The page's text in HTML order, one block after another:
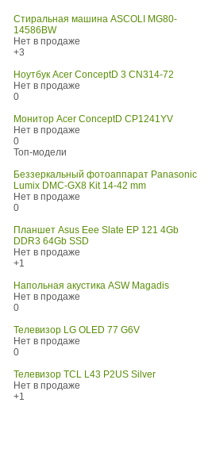
Стиральная машина ASCOLI MG80-
14586BW
Нет в продаже
+3
Ноутбук Acer ConceptD 3 CN314-72
Нет в продаже
0
Монитор Acer ConceptD CP1241YV
Нет в продаже
0
Топ-модели
Беззеркальный фотоаппарат Panasonic
Lumix DMC-GX8 Kit 14-42 mm
Нет в продаже
0
Планшет Asus Eee Slate EP 121 4Gb
DDR3 64Gb SSD
Нет в продаже
+1
Напольная акустика ASW Magadis
Нет в продаже
0
Телевизор LG OLED 77 G6V
Нет в продаже
0
Телевизор TCL L43 P2US Silver
Нет в продаже
+1